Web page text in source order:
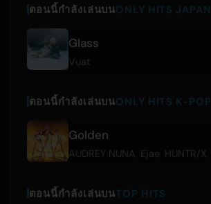
ตอนนี้กำลังเล่นบนONLY HITS JAPAN
Glass
Vuat
ตอนนี้กำลังเล่นบนONLY HITS K-POP
Golden
AUDREY NUNA Ejae HUNTR/X
ตอนนี้กำลังเล่นบนTOP HITS